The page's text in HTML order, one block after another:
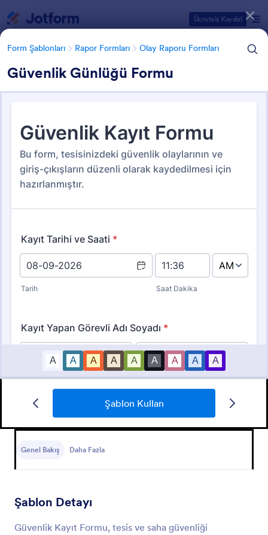
Ücretsiz Kaydol
Form Şablonları Rapor Formları Olay Raporu Formları
Güvenlik Günlüğü Formu
Şablon Kullan
Genel Bakış Daha Fazla
Şablon Detayı
Güvenlik Kayıt Formu, tesis ve saha güvenliği
Form Şablonları Rapor Formları Olay Raporu Formları
Olay Raporu Formları
114 Şablon
Olay Bildirim Formu
raporlanması ve belgelenmesi sürecini kolaylaştırmak
Form Şablonu Kategorileri